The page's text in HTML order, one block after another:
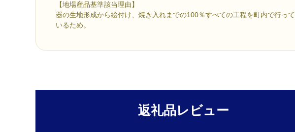
【地場産品基準該当理由】
器の生地形成から絵付け、焼き入れまでの100％すべての工程を町内で行って
いるため。
返礼品レビュー